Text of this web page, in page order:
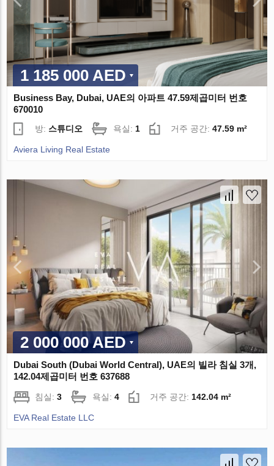
1 185 000 AED
Business Bay, Dubai, UAE의 아파트 47.59제곱미터 번호
670010
방: 스튜디오 욕실: 1 거주 공간:47.59 m²
Aviera Living Real Estate
2 000 000 AED
Dubai South (Dubai World Central), UAE의 빌라 침실 3개,
142.04제곱미터 번호 637688
침실:3 욕실:4 거주 공간: 142.04 m²
EVA Real Estate LLC